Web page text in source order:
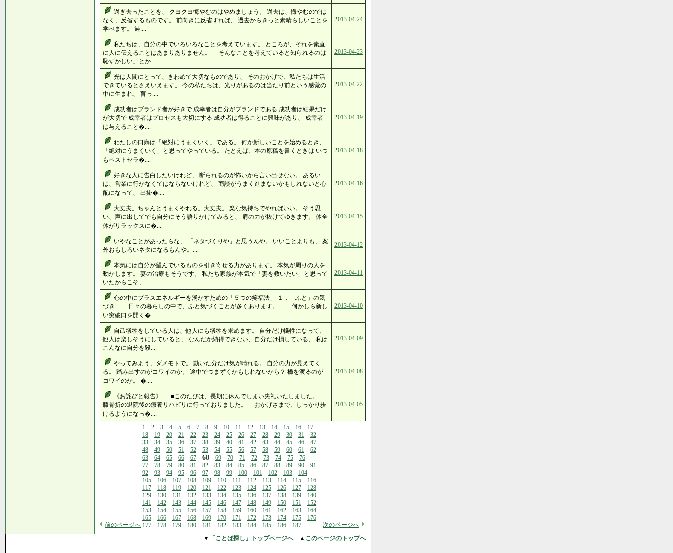
過ぎ去ったことを、 クヨクヨ悔やむのはやめましょう。 過去は、悔やむのでは
なく、反省するものです。 前向きに反省すれば、 過去からきっと素晴らしいことを
学べます。 過....
2013-04-24
私たちは、自分の中でいろいろなことを考えています。 ところが、それを素直
に人に伝えることはあまりありません。 「そんなことを考えていると知られるのは
恥ずかしい」とか ....
2013-04-23
光は人間にとって、きわめて大切なものであり、 そのおかげで、私たちは生活
できているとさえいえます。 今の私たちは、光りがあるのは当たり前という感覚の
中に生まれ、 育っ....
2013-04-22
成功者はブランド者が好きで 成幸者は自分がブランドである 成功者は結果だけ
が大切で 成幸者はプロセスも大切にする 成功者は得ることに興味があり、 成幸者
は与えること�....
2013-04-19
わたしの口癖は「絶対にうまくいく」である。 何か新しいことを始めるとき、
「絶対にうまくいく」と思ってやっている。 たとえば、本の原稿を書くときは いつ
もベストセラ�....
2013-04-18
好きな人に告白したいけれど、 断られるのが怖いから言い出せない。 あるい
は、営業に行かなくてはならないけれど、 商談がうまく進まないかもしれないと心
配になって、 出掛�....
2013-04-16
大丈夫。ちゃんとうまくやれる。大丈夫。 楽な気持ちでやればいい。 そう思
い、声に出してでも自分にそう語りかけてみると、 肩の力が抜けてゆきます。 体全
体がリラックスに�....
2013-04-15
いやなことがあったらな、 「ネタづくりや」と思うんや。 いいことよりも、 案
外おもしろいネタになるもんや。....
2013-04-12
本気には自分が望んでいるものを引き寄せる力があります。 本気が周りの人を
動かします。 妻の治療もそうです。 私たち家族が本気で「妻を救いたい」と思って
いたからこそ、 ....
2013-04-11
心の中にプラスエネルギーを湧かすための「５つの笑福法」 １．「ふと」の気
づき 日々の暮らしの中で、ふと気づくことが多くあります。 何かしら新し
い突破口を開く�....
2013-04-10
自己犠牲をしている人は、他人にも犠牲を求めます。 自分だけ犠牲になって、
他人は楽しそうにしていると、 なんだか納得できない、自分だけ損している、 私は
こんなに自分を殺....
2013-04-09
やってみよう、ダメモトで。 動いた分だけ気が晴れる。 自分の力が見えてく
る。 踏み出すのがコワイのか。 途中でつまずくかもしれないから？ 橋を渡るのが
コワイのか。 �....
2013-04-08
《お詫びと報告》 ■このたびは、長期に休んでしまい失礼いたしました。
膝骨折の退院後の療養リハビリに行っておりました。 おかげさまで、しっかり歩
けるようになっ�....
2013-04-05
前のページへ
1 2 3 4 5 6 7 8 9 10 11 12 13 14 15 16
17
18
19 20 21 22 23 24 25 26 27 28 29 30 31
32
33
34 35 36 37 38 39 40 41 42 43 44 45 46
47
48
49 50 51 52 53 54 55 56 57 58 59 60 61
62
63
64 65 66 67 68 69 70 71 72 73 74 75
76
77
78 79 80 81 82 83 84 85 86 87 88 89 90
91
92
93 94 95 96 97 98 99 100 101 102 103
104
105
106 107 108 109 110 111 112 113 114 115
116
117
118 119 120 121 122 123 124 125 126 127
128
129
130 131 132 133 134 135 136 137 138 139
140
141
142 143 144 145 146 147 148 149 150 151
152
153
154 155 156 157 158 159 160 161 162 163
164
165
166 167 168 169 170 171 172 173 174 175
176
177
178 179 180 181 182 183 184 185 186 187 次のページへ
▼ 「ことば探し」トップページへ▲ このページのトップへ